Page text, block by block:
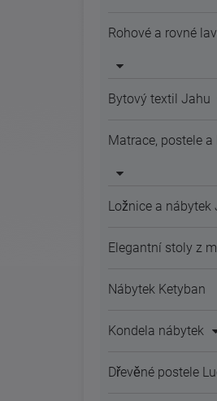
Rohové a rovné
Bytový textil Jahu
Matrace, postele
Ložnice a nábytek
Elegantní stoly z
Nábytek Ketyban
Kondela nábytek
Dřevěné postele